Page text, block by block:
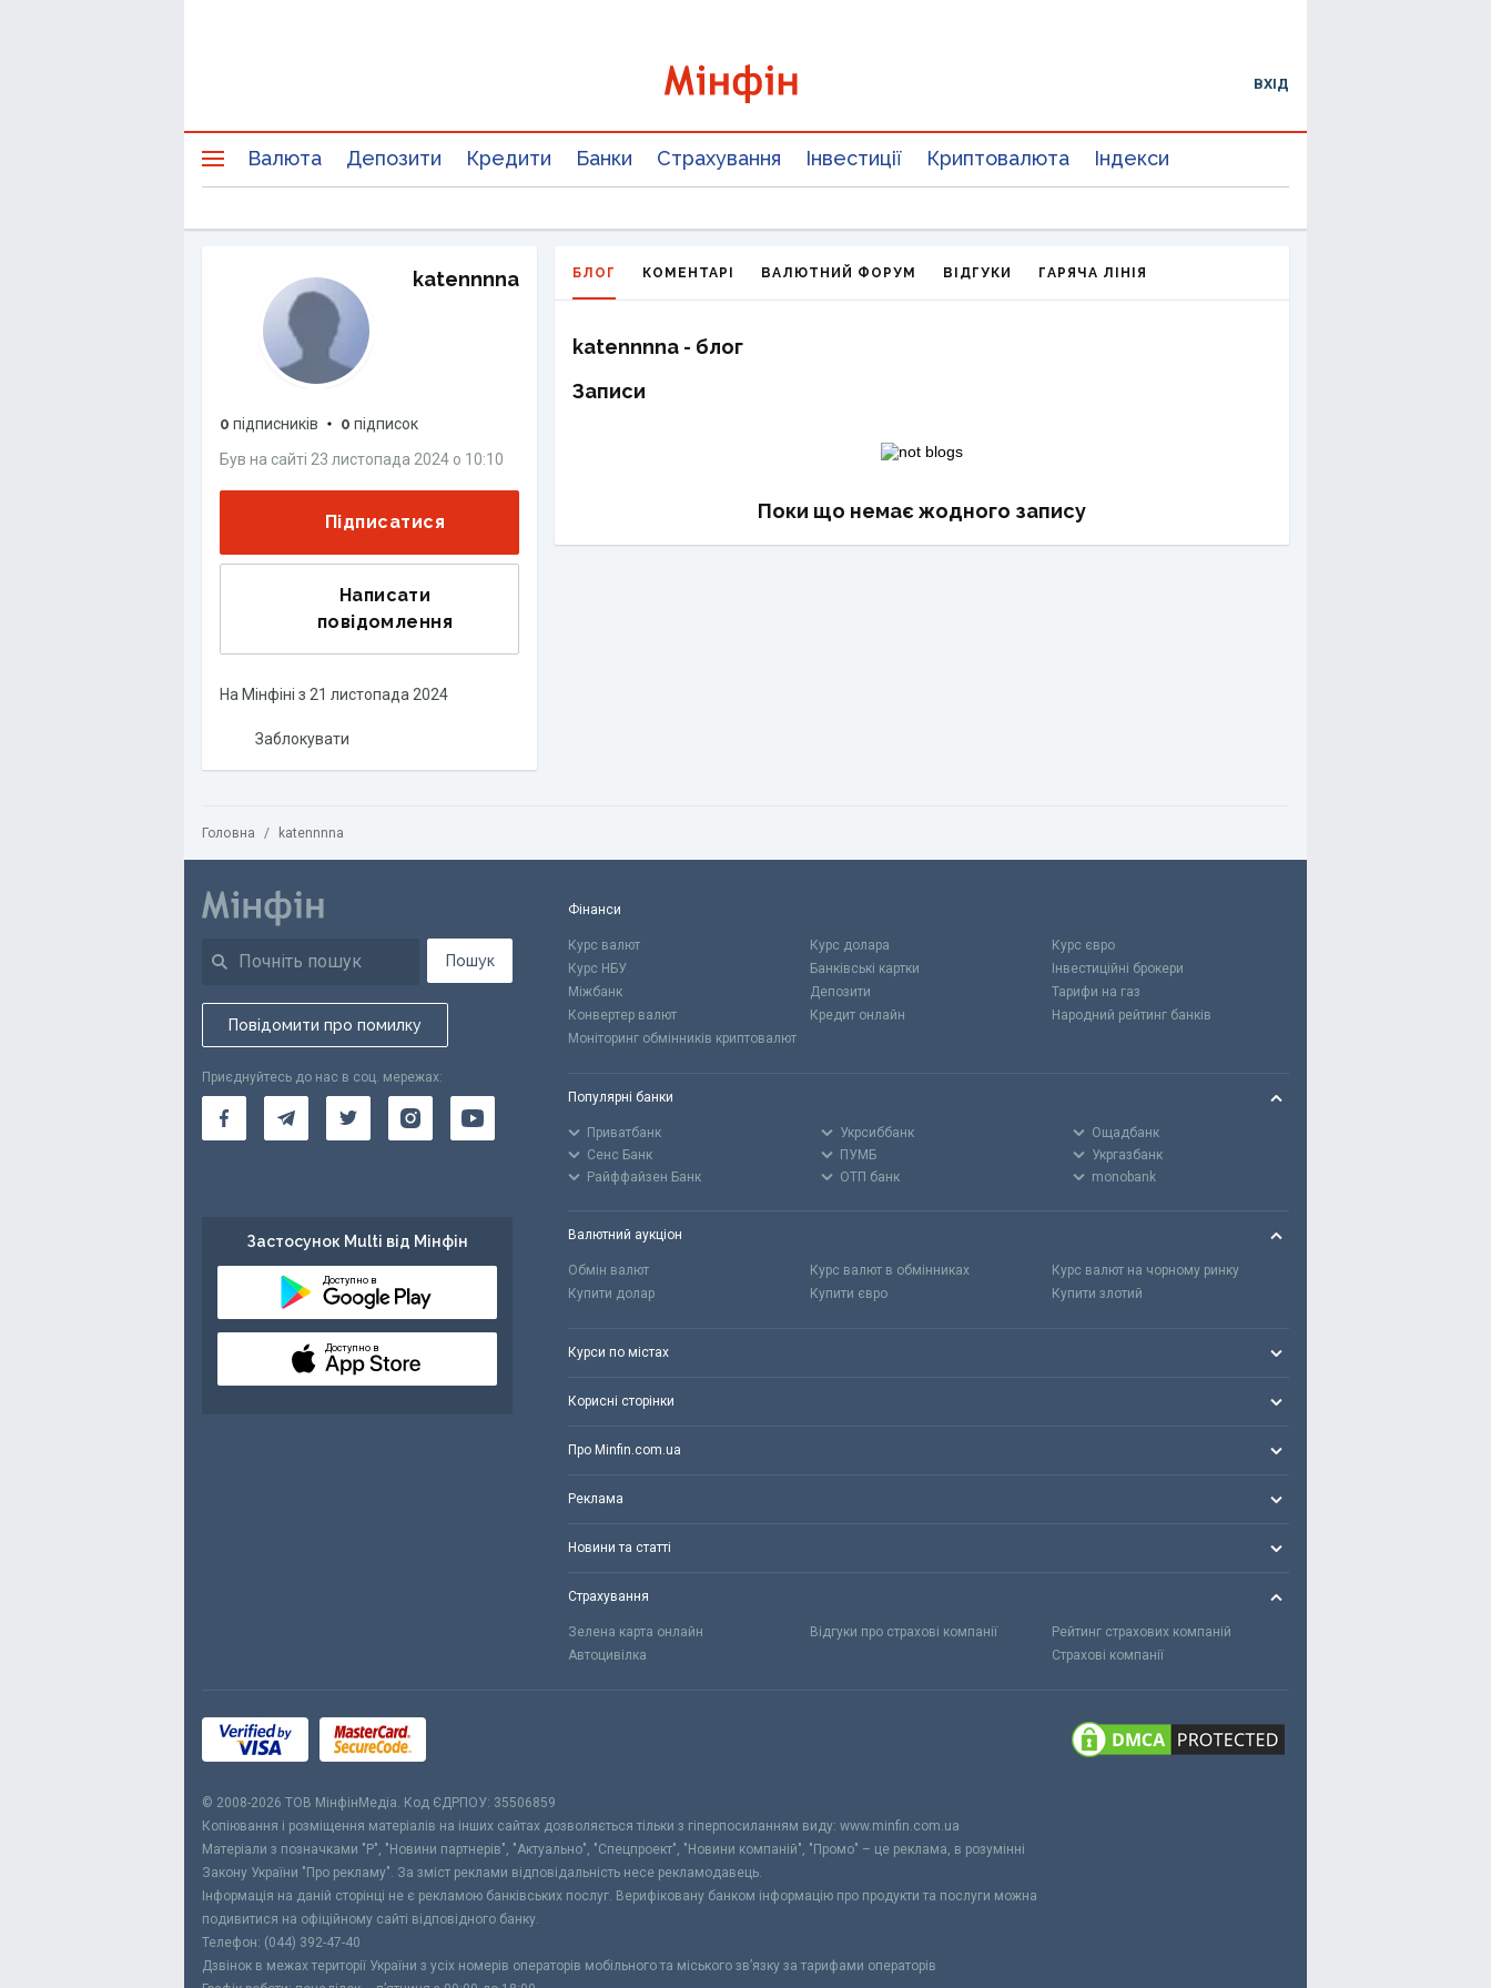
ВХІД
Валюта Депозити Кредити Банки Страхування Інвестиції Криптовалюта Індекси
katennnna
0 підписників 0 підписок
Був на сайті 23 листопада 2024 о 10:10
Підписатися
Написати
повідомлення
На Мінфіні з 21 листопада 2024
Заблокувати
БЛОГ КОМЕНТАРІ ВАЛЮТНИЙ ФОРУМ ВІДГУКИ ГАРЯЧА ЛІНІЯ
katennnna - блог
Записи
Поки що немає жодного запису
Головна / katennnna
Пошук
Повідомити про помилку
Приєднуйтесь до нас в соц. мережах:
Застосунок Multi від Мінфін
Доступно в
Доступно в
Фінанси
Курс валют Курс долара
Курс євро
Курс НБУ
Банківські картки
Інвестиційні брокери
Міжбанк
Депозити
Тарифи на газ
Конвертер валют
Кредит онлайн
Народний рейтинг банків
Моніторинг обмінників криптовалют
Популярні банки
Приватбанк Укрсиббанк
Ощадбанк
Сенс Банк
ПУМБ
Укргазбанк
Райффайзен Банк
ОТП банк monobank
Валютний аукціон
Обмін валют Курс валют в обмінниках
Курс валют на чорному ринку
Купити долар
Купити євро Купити злотий
Курси по містах
Корисні сторінки
Про Minfin.com.ua
Реклама
Новини та статті
Страхування
Зелена карта онлайн Відгуки про страхові компанії
Рейтинг страхових компаній
Автоцивілка
Страхові компанії
© 2008-2026 ТОВ МiнфiнМедiа. Код ЄДРПОУ: 35506859
Копіювання і розміщення матеріалів на інших сайтах дозволяється тільки з гіперпосиланням виду: www.minfin.com.ua
Матеріали з позначками "Р", "Новини партнерів", "Актуально", "Спецпроект", "Новини компаній", "Промо" – це реклама, в розумінні
Закону України "Про рекламу". За зміст реклами відповідальність несе рекламодавець.
Інформація на даній сторінці не є рекламою банківських послуг. Верифіковану банком інформацію про продукти та послуги можна
подивитися на офіційному сайті відповідного банку.
Телефон: (044) 392-47-40
Дзвінок в межах території України з усіх номерів операторів мобільного та міського зв’язку за тарифами операторів